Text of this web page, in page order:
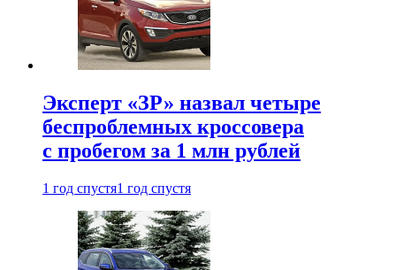
Эксперт «ЗР» назвал четыре
беспроблемных кроссовера
с пробегом за 1 млн рублей
1 год спустя1 год спустя